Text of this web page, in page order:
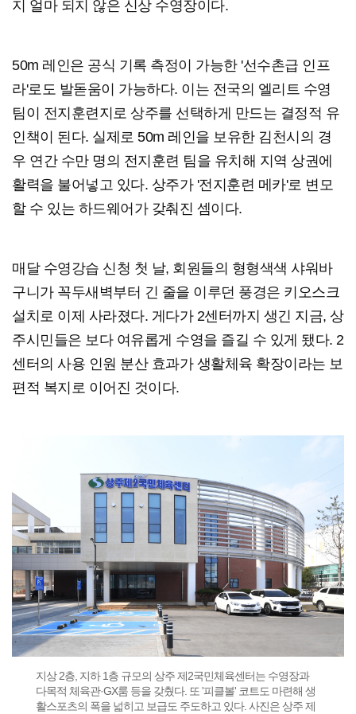
지 얼마 되지 않은 신상 수영장이다.
50m 레인은 공식 기록 측정이 가능한 '선수촌급 인프
라'로도 발돋움이 가능하다. 이는 전국의 엘리트 수영
팀이 전지훈련지로 상주를 선택하게 만드는 결정적 유
인책이 된다. 실제로 50m 레인을 보유한 김천시의 경
우 연간 수만 명의 전지훈련 팀을 유치해 지역 상권에
활력을 불어넣고 있다. 상주가 '전지훈련 메카'로 변모
할 수 있는 하드웨어가 갖춰진 셈이다.
매달 수영강습 신청 첫 날, 회원들의 형형색색 샤워바
구니가 꼭두새벽부터 긴 줄을 이루던 풍경은 키오스크
설치로 이제 사라졌다. 게다가 2센터까지 생긴 지금, 상
주시민들은 보다 여유롭게 수영을 즐길 수 있게 됐다. 2
센터의 사용 인원 분산 효과가 생활체육 확장이라는 보
편적 복지로 이어진 것이다.
지상 2층, 지하 1층 규모의 상주 제2국민체육센터는 수영장과
다목적 체육관·GX룸 등을 갖췄다. 또 '피클볼' 코트도 마련해 생
활스포츠의 폭을 넓히고 보급도 주도하고 있다. 사진은 상주 제